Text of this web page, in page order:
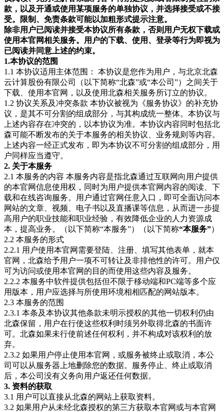
款，以及开通或使用某项服务的单独协议，并选择接受或不接
受。限制、免责条款可能以加粗形式提示注意。
除非用户已阅读并接受本协议所有条款，否则用户无权下载或
使用本官网相关服务。用户的下载、使用、登录等行为即视为
已阅读并同意上述的约束。
1.本协议的范围
1.1 本协议适用主体范围： 本协议是您作为用户，与北京北森
云计算股份有限公司（以下简称“北森”或“本公司”）之间关于
下载、使用本官网，以及使用北森相关服务所订立的协议。
1.2 协议关系及冲突条款 本协议被视为《服务协议》的补充协
议，是其不可分割的组成部分，与其构成统一整体。本协议与
上述内容存在冲突的，以本协议为准。本协议内容同时包括北
森可能不断发布的关于本服务的相关协议、业务规则等内容。
上述内容一经正式发布，即为本协议不可分割的组成部分，用
户同样应当遵守。
2. 关于本服务
2.1 本服务的内容 本服务内容是指北森通过互联网向用户提供
的本官网信息使用权，同时为用户提供本官网内容的阅读、下
载和在线咨询服务。用户通过官网任意入口，即可全面访问本
网站的文章、视频、电子书以及直播课等信息，从而进一步提
高用户的职业技能和职业经验，有效降低企业的人力资源成
本，提高业务。（以下简称“本服务”）（以下简称“本服务”）
2.2 本服务的形式
2.2.1 用户使用本官网需要登陆、注册、填写其他表单，就本
官网，北森给予用户一项不可转让及非排他性的许可。用户仅
可为访问或使用本官网的目的而使用这些内容及服务。
2.2.2 本服务中软件提供包括但不限于移动端和PC端等多个应
用版本，用户应选择与所使用环境相相匹配的网站版本。
2.3 本服务的范围
2.3.1 本条及本协议其他条款未明示授权的其他一切权利仍由
北森保留，用户在行使这些权利时须另外取得北森的书面许
可。北森如果未行使前述任何权利，并不构成对该权利的放
弃。
2.3.2 如果用户停止使用本官网，或服务被终止或取消，本公
司可以从服务器上地删除您的数据。服务停止、终止或取消
后，本公司没有义务向用户返还任何数据。
3. 资料的获取
3.1 用户可以直接从北森的网站上获取资料。
3.2 如果用户从未经北森授权的第三方获取本官网或与本官网